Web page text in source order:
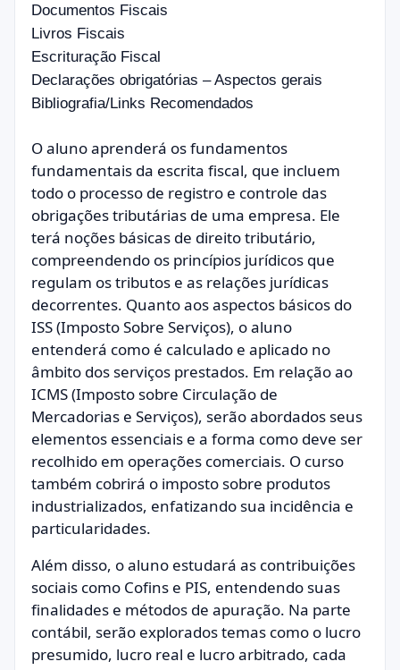
Documentos Fiscais
Livros Fiscais
Escrituração Fiscal
Declarações obrigatórias – Aspectos gerais
Bibliografia/Links Recomendados
O aluno aprenderá os fundamentos
fundamentais da escrita fiscal, que incluem
todo o processo de registro e controle das
obrigações tributárias de uma empresa. Ele
terá noções básicas de direito tributário,
compreendendo os princípios jurídicos que
regulam os tributos e as relações jurídicas
decorrentes. Quanto aos aspectos básicos do
ISS (Imposto Sobre Serviços), o aluno
entenderá como é calculado e aplicado no
âmbito dos serviços prestados. Em relação ao
ICMS (Imposto sobre Circulação de
Mercadorias e Serviços), serão abordados seus
elementos essenciais e a forma como deve ser
recolhido em operações comerciais. O curso
também cobrirá o imposto sobre produtos
industrializados, enfatizando sua incidência e
particularidades.
Além disso, o aluno estudará as contribuições
sociais como Cofins e PIS, entendendo suas
finalidades e métodos de apuração. Na parte
contábil, serão explorados temas como o lucro
presumido, lucro real e lucro arbitrado, cada